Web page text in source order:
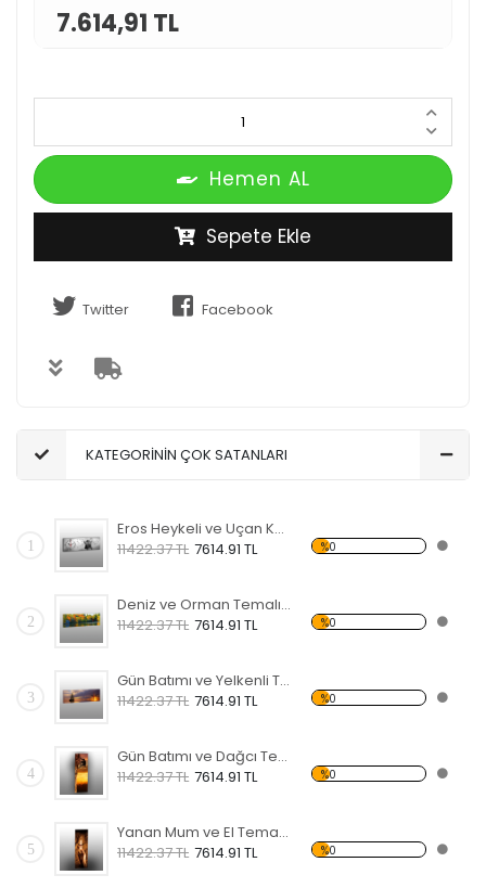
7.614,91 TL
Hemen AL
Sepete Ekle
Twitter Facebook
KATEGORİNİN ÇOK SATANLARI
1
Eros Heykeli ve Uçan Kuşlar Temalı Kanvas Saat
11422.37 TL 7614.91 TL %0
2
Deniz ve Orman Temalı Kanvas Saat
11422.37 TL 7614.91 TL %0
3
Gün Batımı ve Yelkenli Temalı Kanvas Saat
11422.37 TL 7614.91 TL %0
4
Gün Batımı ve Dağcı Temalı Kanvas Saat
11422.37 TL 7614.91 TL %0
5
Yanan Mum ve El Temalı Kanvas Saat
11422.37 TL 7614.91 TL %0